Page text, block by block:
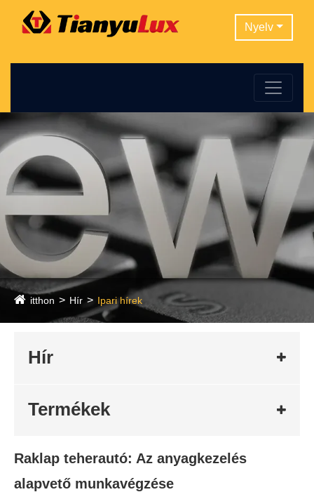
Nyelv
itthon Hír Ipari hírek
Hír
Termékek
Raklap teherautó: Az anyagkezelés
alapvető munkavégzése